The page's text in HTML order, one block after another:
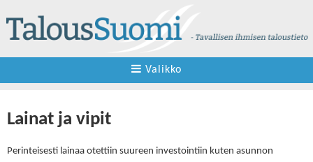
Valikko
Lainat ja vipit
Perinteisesti lainaa otettiin suureen investointiin kuten asunnon